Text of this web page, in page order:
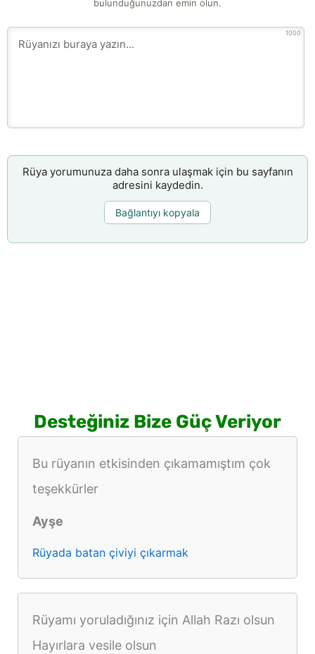
bulunduğunuzdan emin olun.
1000
Rüya yorumunuza daha sonra ulaşmak için bu sayfanın
adresini kaydedin.
Bağlantıyı kopyala
Desteğiniz Bize Güç Veriyor
Bu rüyanın etkisinden çıkamamıştım çok
teşekkürler
Ayşe
Rüyada batan çiviyi çıkarmak
Rüyamı yoruladığınız için Allah Razı olsun
Hayırlara vesile olsun